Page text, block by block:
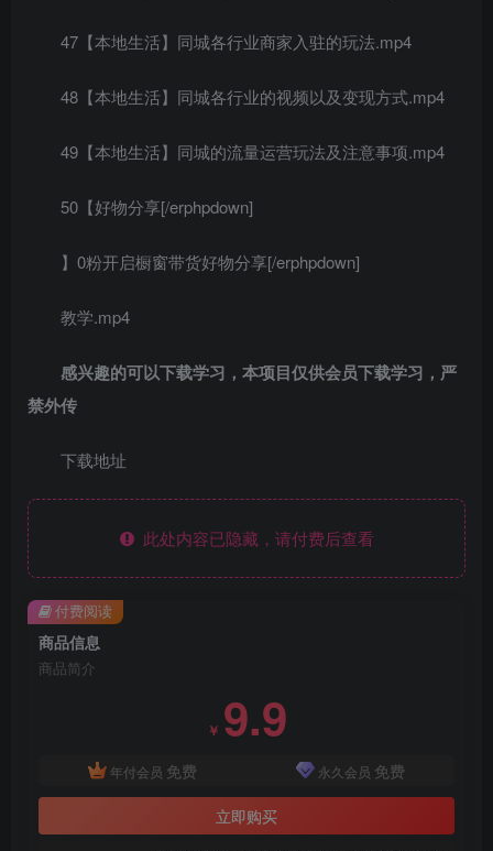
47【本地生活】同城各行业商家入驻的玩法.mp4
48【本地生活】同城各行业的视频以及变现方式.mp4
49【本地生活】同城的流量运营玩法及注意事项.mp4
50【好物分享[/erphpdown]
】0粉开启橱窗带货好物分享[/erphpdown]
教学.mp4
感兴趣的可以下载学习，本项目仅供会员下载学习，严
禁外传
下载地址
此处内容已隐藏，请付费后查看
商品信息
商品简介
￥ 9.9
年付会员 免费 永久会员 免费
立即购买
付费阅读